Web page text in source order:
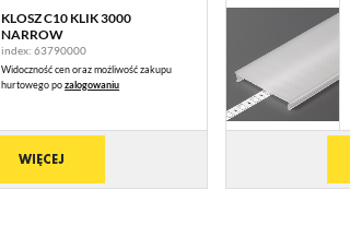
KLOSZ C10 KLIK 3000
NARROW
index: 63790000
Widoczność cen oraz możliwość zakupu
hurtowego pozalogowaniu
WIĘCEJ